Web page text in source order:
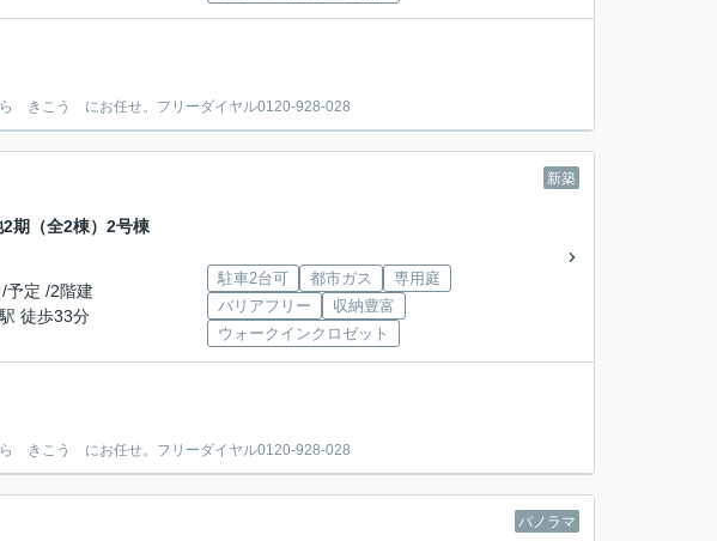
きこう にお任せ。フリーダイヤル0120-928-028
新築
期（全2棟）2号棟
予定 /2階建
駅 徒歩33分
駐車2台可 都市ガス
専用庭
バリアフリー
収納豊富
ウォークインクロゼット
きこう にお任せ。フリーダイヤル0120-928-028
パノラマ